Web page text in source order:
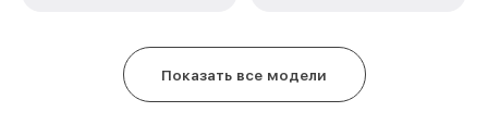
Показать все модели